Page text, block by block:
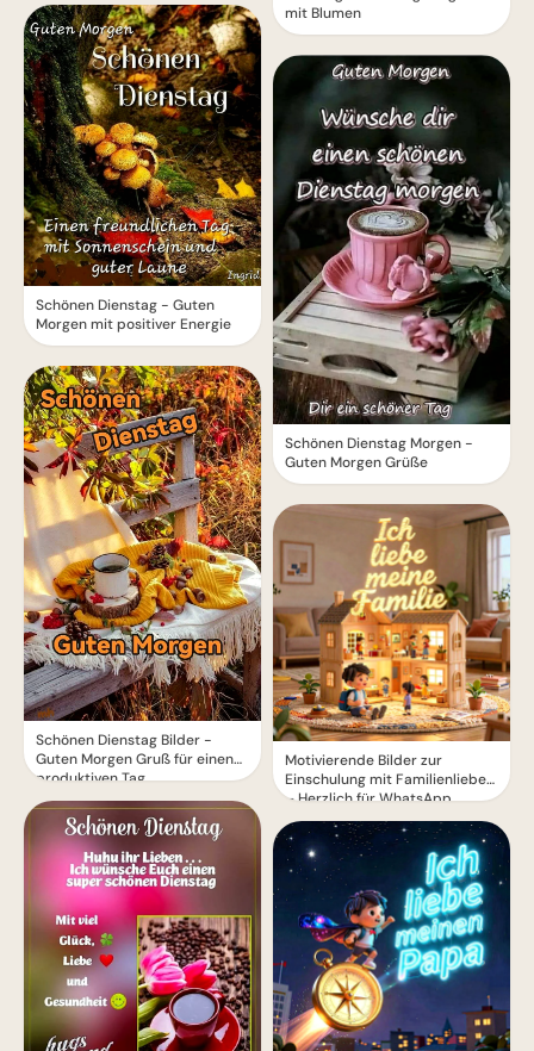
Schönen Dienstag - Guten
Morgen mit positiver Energie
Schönen Dienstag Bilder -
Guten Morgen Gruß für einen
produktiven Tag
mit Blumen
Schönen Dienstag Morgen -
Guten Morgen Grüße
Motivierende Bilder zur
Einschulung mit Familienliebe
– Herzlich für WhatsApp